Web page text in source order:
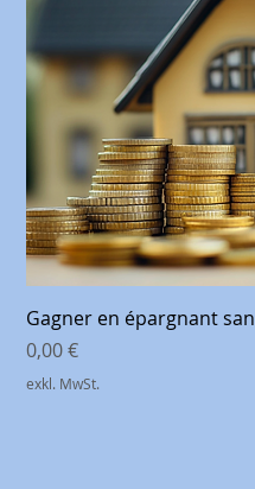
Gagner en épargnant
Preis
0,00 €
exkl. MwSt.